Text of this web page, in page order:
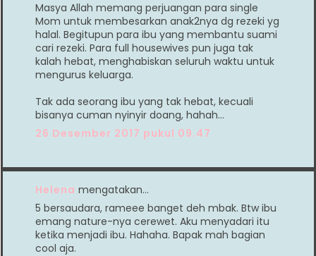
Masya Allah memang perjuangan para single
Mom untuk membesarkan anak2nya dg rezeki yg
halal. Begitupun para ibu yang membantu suami
cari rezeki. Para full housewives pun juga tak
kalah hebat, menghabiskan seluruh waktu untuk
mengurus keluarga.
Tak ada seorang ibu yang tak hebat, kecuali
bisanya cuman nyinyir doang, hahah...
26 Desember 2017 pukul 09.47
Helena mengatakan…
5 bersaudara, rameee banget deh mbak. Btw ibu
emang nature-nya cerewet. Aku menyadari itu
ketika menjadi ibu. Hahaha. Bapak mah bagian
cool aja.